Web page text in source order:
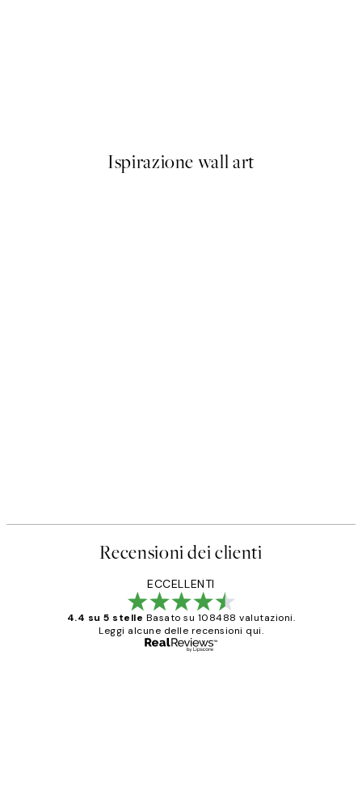
Ispirazione wall art
Recensioni dei clienti
ECCELLENTI
4.4 su 5 stelle Basato su 108488 valutazioni.
Leggi alcune delle recensioni qui.